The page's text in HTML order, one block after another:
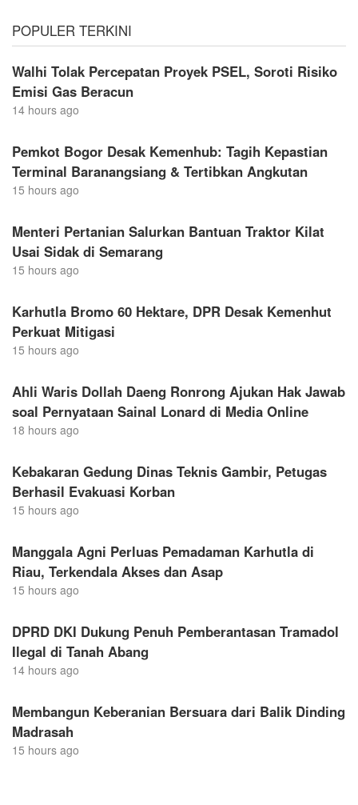
POPULER TERKINI
Walhi Tolak Percepatan Proyek PSEL, Soroti Risiko
Emisi Gas Beracun
14 hours ago
Pemkot Bogor Desak Kemenhub: Tagih Kepastian
Terminal Baranangsiang & Tertibkan Angkutan
15 hours ago
Menteri Pertanian Salurkan Bantuan Traktor Kilat
Usai Sidak di Semarang
15 hours ago
Karhutla Bromo 60 Hektare, DPR Desak Kemenhut
Perkuat Mitigasi
15 hours ago
Ahli Waris Dollah Daeng Ronrong Ajukan Hak Jawab
soal Pernyataan Sainal Lonard di Media Online
18 hours ago
Kebakaran Gedung Dinas Teknis Gambir, Petugas
Berhasil Evakuasi Korban
15 hours ago
Manggala Agni Perluas Pemadaman Karhutla di
Riau, Terkendala Akses dan Asap
15 hours ago
DPRD DKI Dukung Penuh Pemberantasan Tramadol
Ilegal di Tanah Abang
14 hours ago
Membangun Keberanian Bersuara dari Balik Dinding
Madrasah
15 hours ago